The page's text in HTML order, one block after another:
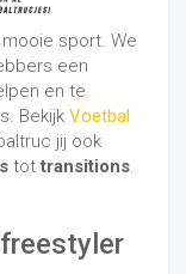
sport. We
een
en te
Bekijk Voetbal
jij ook
tot transitions.